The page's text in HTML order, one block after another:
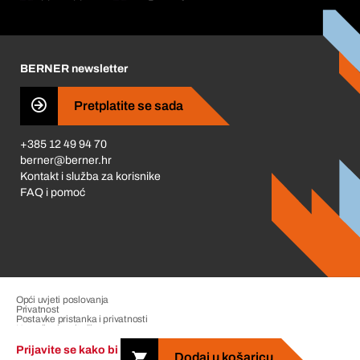
Prijavite se kako bi
Dodaj u košaricu
Business Conduct
BERNER newsletter
Pretplatite se sada
+385 12 49 94 70
berner@berner.hr
Kontakt i služba za korisnike
FAQ i pomoć
Opći uvjeti poslovanja
Privatnost
Postavke pristanka i privatnosti
Upravljanje pritužbama